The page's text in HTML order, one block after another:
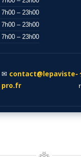
7h00 – 23h00
7h00 – 23h00
7h00 – 23h00
✉ contact@lepaviste-
pro.fr